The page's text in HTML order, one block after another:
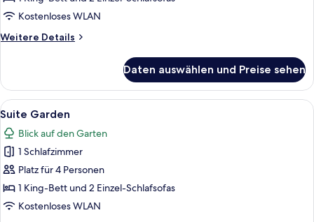
Kostenloses WLAN
Weitere Details
Weitere
Suite
Daten auswählen und Preise sehen
Alle
Fotos
für
Suite
Garden
anzeigen
Ein Schlafzimmer mit einem Bett,
6
Suite Garden
Blick auf den Garten
1 Schlafzimmer
Platz für 4 Personen
1 King-Bett und 2 Einzel-Schlafsofas
Kostenloses WLAN